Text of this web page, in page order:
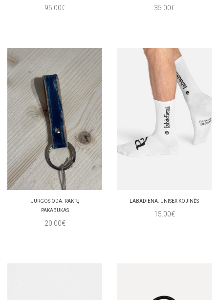
95.00€ 35.00€
JURGOS ODA. RAKTŲ
PAKABUKAS
20.00€
LABADIENA. UNISEX KOJINĖS
15.00€